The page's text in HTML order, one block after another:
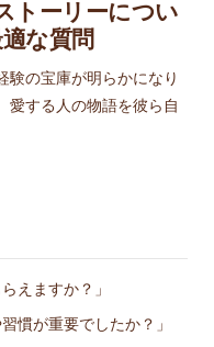
トーリーについ
な質問
験の宝庫が明らかになり
愛する人の物語を彼ら自
えますか？」
慣が重要でしたか？」